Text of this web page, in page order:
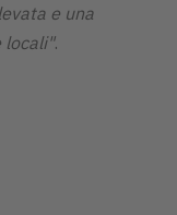
e una
locali".